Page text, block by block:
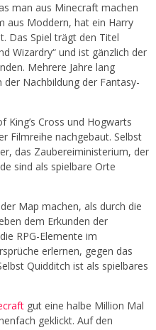
man aus Minecraft machen
aus Moddern, hat ein Harry
Das Spiel trägt den Titel
Wizardry“ und ist gänzlich der
Mehrere Jahre lang
Nachbildung der Fantasy-
King’s Cross und Hogwarts
Filmreihe nachgebaut. Selbst
das Zaubereiministerium, der
sind als spielbare Orte
Map machen, als durch die
dem Erkunden der
RPG-Elemente im
erlernen, gegen das
Quidditch ist als spielbares
gut eine halbe Million Mal
geklickt. Auf den